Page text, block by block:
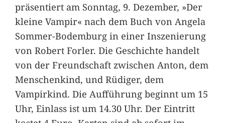
präsentiert am Sonntag, 9. Dezember, »Der
kleine Vampir« nach dem Buch von Angela
Sommer-Bodemburg in einer Inszenierung
von Robert Forler. Die Geschichte handelt
von der Freundschaft zwischen Anton, dem
Menschenkind, und Rüdiger, dem
Vampirkind. Die Aufführung beginnt um 15
Uhr, Einlass ist um 14.30 Uhr. Der Eintritt